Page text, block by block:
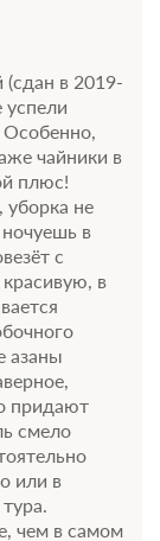
(сдан в 2019-
успели
чайники в
плюс!
не
в
с
в
азаны
придают
смело
или в
чем в самом